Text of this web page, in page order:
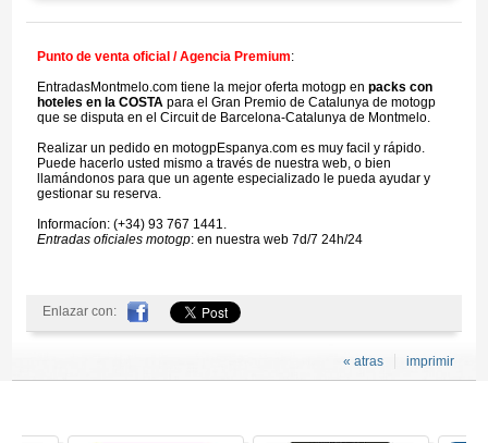
Punto de venta oficial / Agencia Premium:
EntradasMontmelo.com tiene la mejor oferta motogp en packs con
hoteles en la COSTA para el Gran Premio de Catalunya de motogp
que se disputa en el Circuit de Barcelona-Catalunya de Montmelo.
Realizar un pedido en motogpEspanya.com es muy facil y rápido.
Puede hacerlo usted mismo a través de nuestra web, o bien
llamándonos para que un agente especializado le pueda ayudar y
gestionar su reserva.
Informacíon: (+34) 93 767 1441.
Entradas oficiales motogp: en nuestra web 7d/7 24h/24
Enlazar con:
imprimir
« atras